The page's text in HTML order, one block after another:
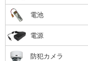
電池
電源
防犯カメラ